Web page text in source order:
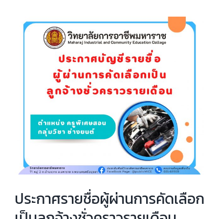
View
Larger
ประกาศรายชื่อผู้ผ่านการคัดเลือก